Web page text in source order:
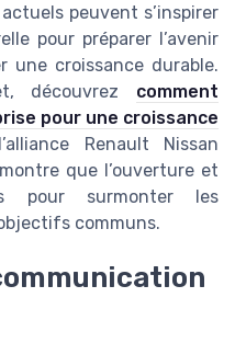
peuvent s’inspirer
pour préparer l’avenir
une croissance durable.
découvrez comment
pour une croissance
Renault Nissan
que l’ouverture et
pour surmonter les
communs.